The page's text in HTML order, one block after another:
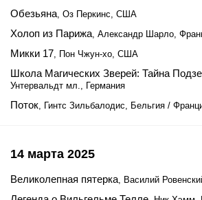
Обезьяна, Оз Перкинс, США
Холоп из Парижа, Александр Шарло,
Микки 17, Пон Чжун-хо, США
Школа Магических Зверей: Тайна
Унтервальдт мл., Германия
Поток, Гинтс Зильбалодис, Бельгия /
14 марта 2025
Великолепная пятерка, Василий